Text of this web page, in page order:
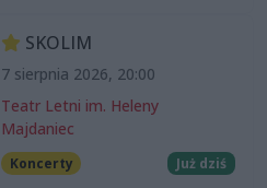
SKOLIM
7 sierpnia 2026, 20:00
Teatr Letni im. Heleny
Majdaniec
Koncerty Już dziś